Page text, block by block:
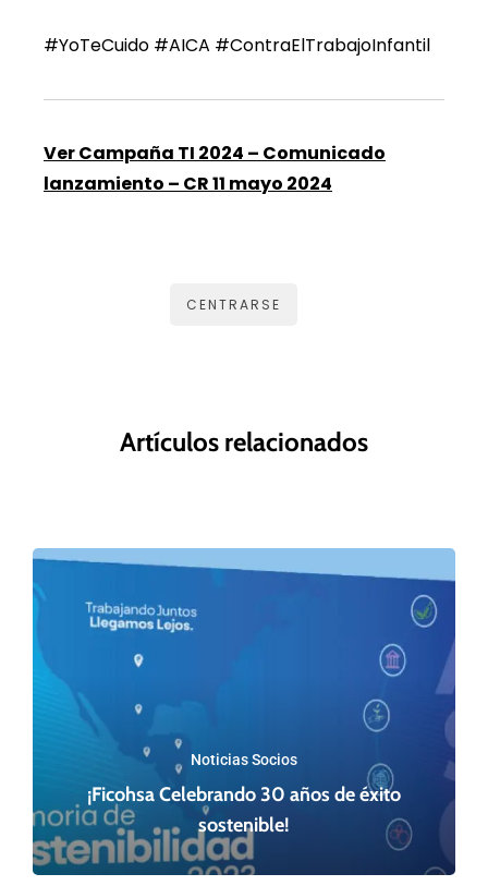
#YoTeCuido #AICA #ContraElTrabajoInfantil
Ver Campaña TI 2024 – Comunicado
lanzamiento – CR 11 mayo 2024
CENTRARSE
Artículos relacionados
Noticias Socios
¡Ficohsa Celebrando 30 años de éxito
sostenible!